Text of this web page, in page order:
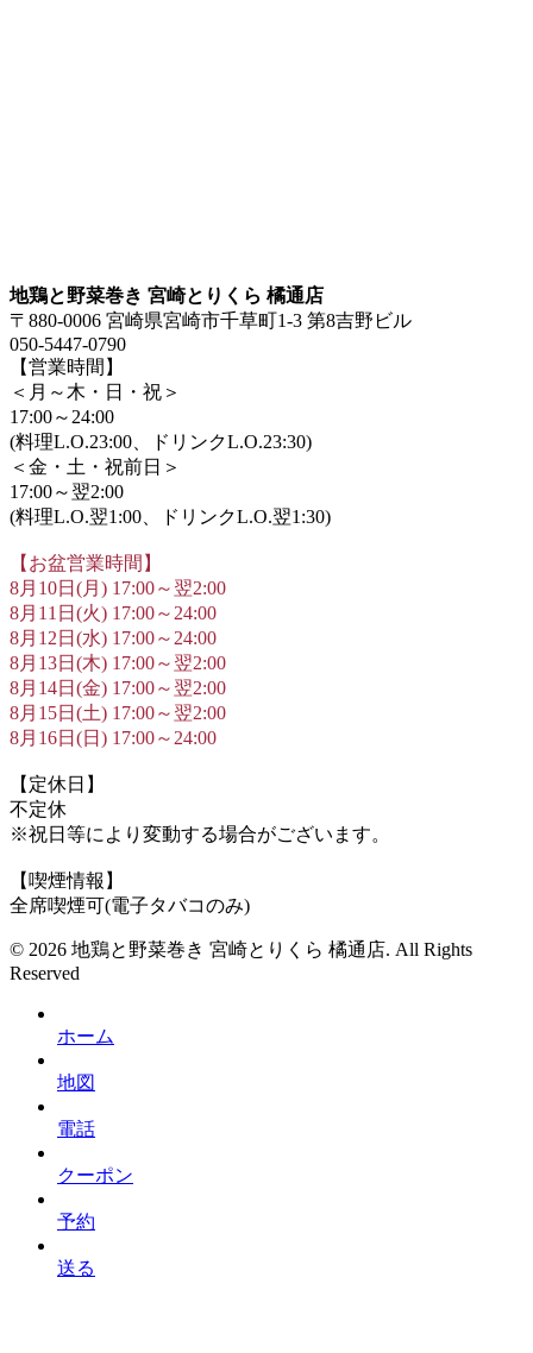
地鶏と野菜巻き 宮崎とりくら 橘通店
〒880-0006 宮崎県宮崎市千草町1-3 第8吉野ビル
050-5447-0790
【営業時間】
＜月～木・日・祝＞
17:00～24:00
(料理L.O.23:00、ドリンクL.O.23:30)
＜金・土・祝前日＞
17:00～翌2:00
(料理L.O.翌1:00、ドリンクL.O.翌1:30)
【お盆営業時間】
8月10日(月) 17:00～翌2:00
8月11日(火) 17:00～24:00
8月12日(水) 17:00～24:00
8月13日(木) 17:00～翌2:00
8月14日(金) 17:00～翌2:00
8月15日(土) 17:00～翌2:00
8月16日(日) 17:00～24:00
【定休日】
不定休
※祝日等により変動する場合がございます。
【喫煙情報】
全席喫煙可(電子タバコのみ)
© 2026 地鶏と野菜巻き 宮崎とりくら 橘通店. All Rights
Reserved
ホーム
地図
電話
クーポン
予約
送る